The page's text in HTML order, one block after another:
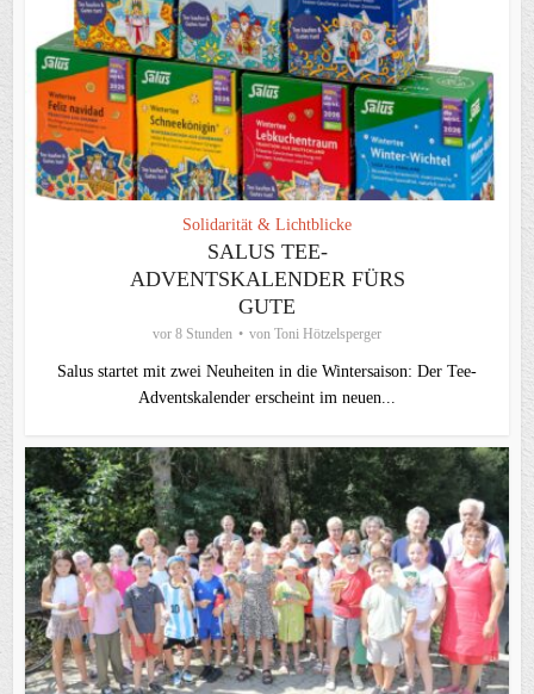
Solidarität & Lichtblicke
SALUS TEE-
ADVENTSKALENDER FÜRS
GUTE
vor 8 Stunden von Toni Hötzelsperger
Salus startet mit zwei Neuheiten in die Wintersaison: Der Tee-
Adventskalender erscheint im neuen...